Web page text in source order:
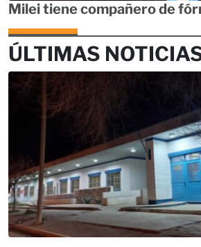
Milei tiene compañero de
ÚLTIMAS